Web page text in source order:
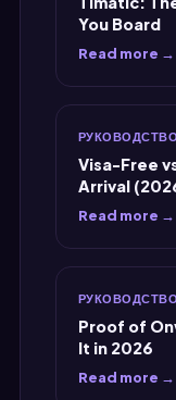
You Board
Read more →
РУКОВОДСТВО
Visa-Free
Arrival
Read more →
РУКОВОДСТВО
Proof of
It in 2026
Read more →